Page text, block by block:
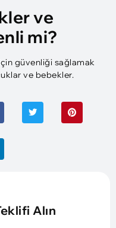
ve
mi?
güvenliği sağlamak
ve bebekler.
Alın